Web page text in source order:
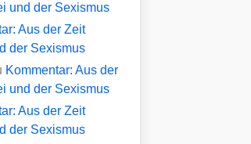
und der Sexismus
Aus der Zeit
der Sexismus
Kommentar: Aus der
und der Sexismus
Aus der Zeit
der Sexismus